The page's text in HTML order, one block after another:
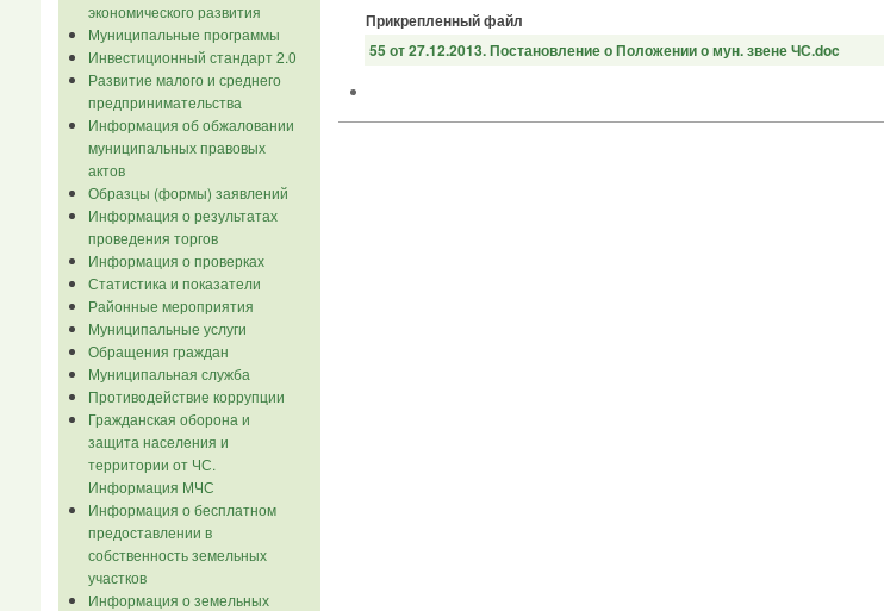
экономического развития
Муниципальные программы
Инвестиционный стандарт 2.0
Развитие малого и среднего
предпринимательства
Информация об обжаловании
муниципальных правовых
актов
Образцы (формы) заявлений
Информация о результатах
проведения торгов
Информация о проверках
Статистика и показатели
Районные мероприятия
Муниципальные услуги
Обращения граждан
Муниципальная служба
Противодействие коррупции
Гражданская оборона и
защита населения и
территории от ЧС.
Информация МЧС
Информация о бесплатном
предоставлении в
собственность земельных
участков
Информация о земельных
Прикрепленный файл
55 от 27.12.2013. Постановление о Положении о мун. звене ЧС.doc